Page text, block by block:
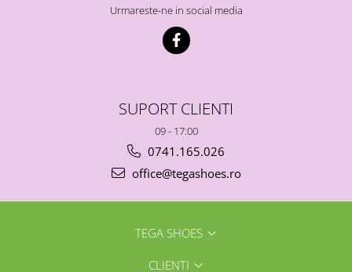
Urmareste-ne in social media
SUPORT CLIENTI
09 - 17:00
0741.165.026
office@tegashoes.ro
TEGA SHOES
CLIENTI